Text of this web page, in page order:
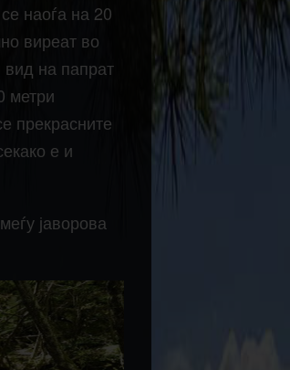
наоѓа на 20
виреат во
вид на папрат
метри
прекрасните
е и
јаворова